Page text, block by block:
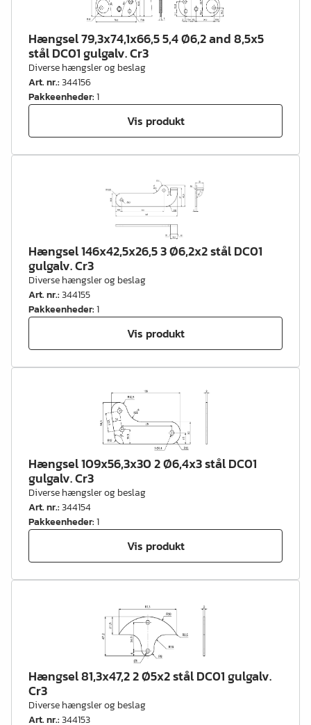
Hængsel 79,3x74,1x66,5 5,4 Ø6,2 and 8,5x5
stål DC01 gulgalv. Cr3
Diverse hængsler og beslag
Art. nr.:344156
Pakkeenheder:1
Vis produkt
Hængsel 146x42,5x26,5 3 Ø6,2x2 stål DC01
gulgalv. Cr3
Diverse hængsler og beslag
Art. nr.:344155
Pakkeenheder:1
Vis produkt
Hængsel 109x56,3x30 2 Ø6,4x3 stål DC01
gulgalv. Cr3
Diverse hængsler og beslag
Art. nr.:344154
Pakkeenheder:1
Vis produkt
Hængsel 81,3x47,2 2 Ø5x2 stål DC01 gulgalv.
Cr3
Diverse hængsler og beslag
Art. nr.:344153